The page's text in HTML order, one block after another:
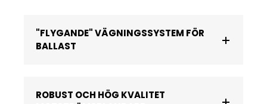
"FLYGANDE" VÄGNINGSSYSTEM FÖR
BALLAST
ROBUST OCH HÖG KVALITET